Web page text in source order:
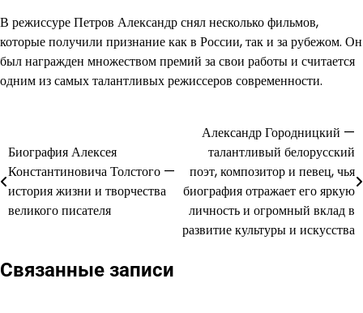
В режиссуре Петров Александр снял несколько фильмов,
которые получили признание как в России, так и за рубежом. Он
был награжден множеством премий за свои работы и считается
одним из самых талантливых режиссеров современности.
по
записям
Биография Алексея
Константиновича Толстого —
история жизни и творчества
великого писателя
Александр Городницкий —
талантливый белорусский
поэт, композитор и певец, чья
биография отражает его яркую
личность и огромный вклад в
развитие культуры и искусства
Связанные записи